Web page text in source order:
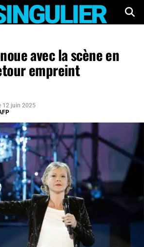
avec la scène en
empreint
12 juin 2025